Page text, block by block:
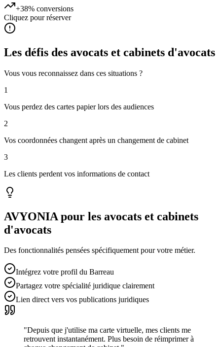
+38% conversions
Cliquez pour réserver
Les défis des avocats et cabinets d'avocats
Vous vous reconnaissez dans ces situations ?
1
Vous perdez des cartes papier lors des audiences
2
Vos coordonnées changent après un changement de cabinet
3
Les clients perdent vos informations de contact
AVYONIA pour les avocats et cabinets
d'avocats
Des fonctionnalités pensées spécifiquement pour votre métier.
Intégrez votre profil du Barreau
Partagez votre spécialité juridique clairement
Lien direct vers vos publications juridiques
"Depuis que j'utilise ma carte virtuelle, mes clients me
retrouvent instantanément. Plus besoin de réimprimer à